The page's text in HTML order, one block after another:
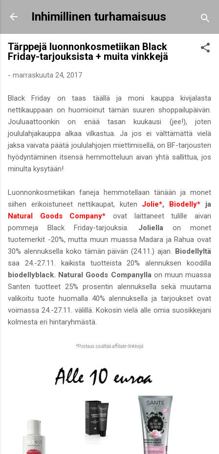
Siirry pääsisältöön
Inhimillinen turhamaisuus
Tärppejä luonnonkosmetiikan Black
Friday-tarjouksista + muita vinkkejä
- marraskuuta 24, 2017
Black Friday on taas täällä ja moni kauppa kivijalasta
nettikauppaan on huomioinut tämän suuren shoppailupäivän.
Jouluaattoonkin on enää tasan kuukausi (jee!), joten
joululahjakauppa alkaa vilkastua. Ja jos ei välttämättä vielä
jaksa vaivata päätä joululahjojen miettimisellä, on BF-tarjousten
hyödyntäminen itsensä hemmotteluun aivan yhtä sallittua, jos
minulta kysytään!
Luonnonkosmetiikan faneja hemmotellaan tänään ja monet
siihen erikoistuneet nettikaupat, kuten Jolie*, Biodelly* ja
Natural Goods Company* ovat laittaneet tulille aivan
pommeja Black Friday-tarjouksia. Joliella on monet
tuotemerkit -20%, mutta muun muassa Madara ja Rahua ovat
30% alennuksella koko tämän päivän (24.11.) ajan. Biodellyltä
saa 24.-27.11. kaikista tuotteista 20% alennuksen koodilla
biodellyblack. Natural Goods Companylla on muun muassa
Santen tuotteet 25% prosentin alennuksella sekä muutama
valikoitu tuote huomalla 40% alennuksella ja tarjoukset ovat
voimassa 24.-27.11. välillä. Kokosin vielä alle omia suosikkejani
kolmesta eri hintaryhmästä.
*Postaus sisältää affiliate-linkkejä